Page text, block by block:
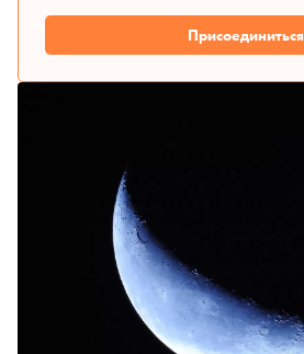
Присоединиться